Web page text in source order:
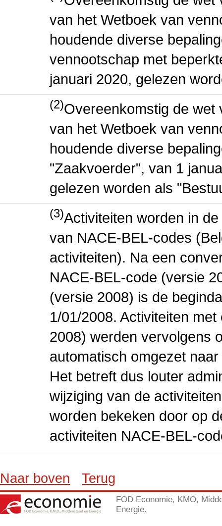
van het Wetboek van
houdende diverse
vennootschap met
januari 2020, gelezen
(2)Overeenkomstig de wet
van het Wetboek van
houdende diverse
"Zaakvoerder", van 1
gelezen worden als
(3)Activiteiten worden in
van NACE-BEL-codes
activiteiten). Na een
NACE-BEL-code (versie
(versie 2008) is de
1/01/2008. Activiteiten
2008) werden vervolgens
automatisch omgezet
Het betreft dus louter
wijziging van de
worden bekeken door op
activiteiten NACE-BEL-
Naar boven Terug
FOD Economie, KMO,
Energie.